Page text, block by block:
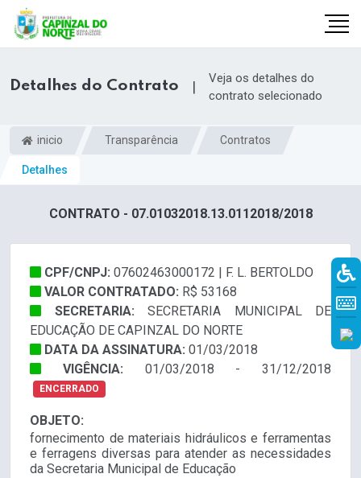
Detalhes do Contrato |
Veja os detalhes do
contrato selecionado
inicio Transparência Contratos
Detalhes
CONTRATO - 07.01032018.13.0112018/2018
CPF/CNPJ: 07602463000172 | F. L. BERTOLDO
VALOR CONTRATADO: R$ 53168
SECRETARIA: SECRETARIA MUNICIPAL DE
EDUCAÇÃO DE CAPINZAL DO NORTE
DATA DA ASSINATURA: 01/03/2018
VIGÊNCIA: 01/03/2018 - 31/12/2018
ENCERRADO
OBJETO:
fornecimento de materiais hidráulicos e ferramentas
e ferragens diversas para atender as necessidades
da Secretaria Municipal de Educação